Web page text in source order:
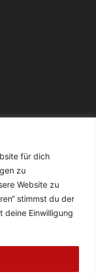
für dich
zu
Website zu
stimmst du der
deine Einwilligung